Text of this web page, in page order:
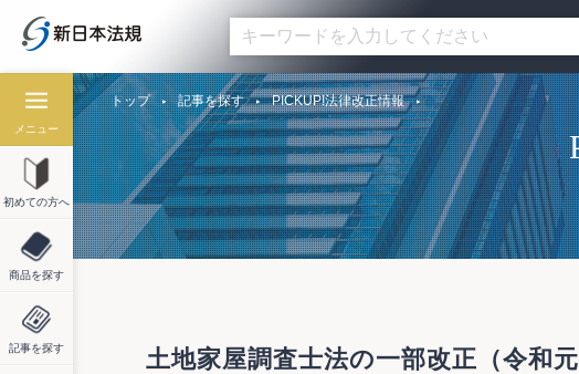
メニュー
初めての方へ
商品を探す
記事を探す
トップ 記事を探す PICKUP!法律改正情報
土地家屋調査士法の一部改正（令和